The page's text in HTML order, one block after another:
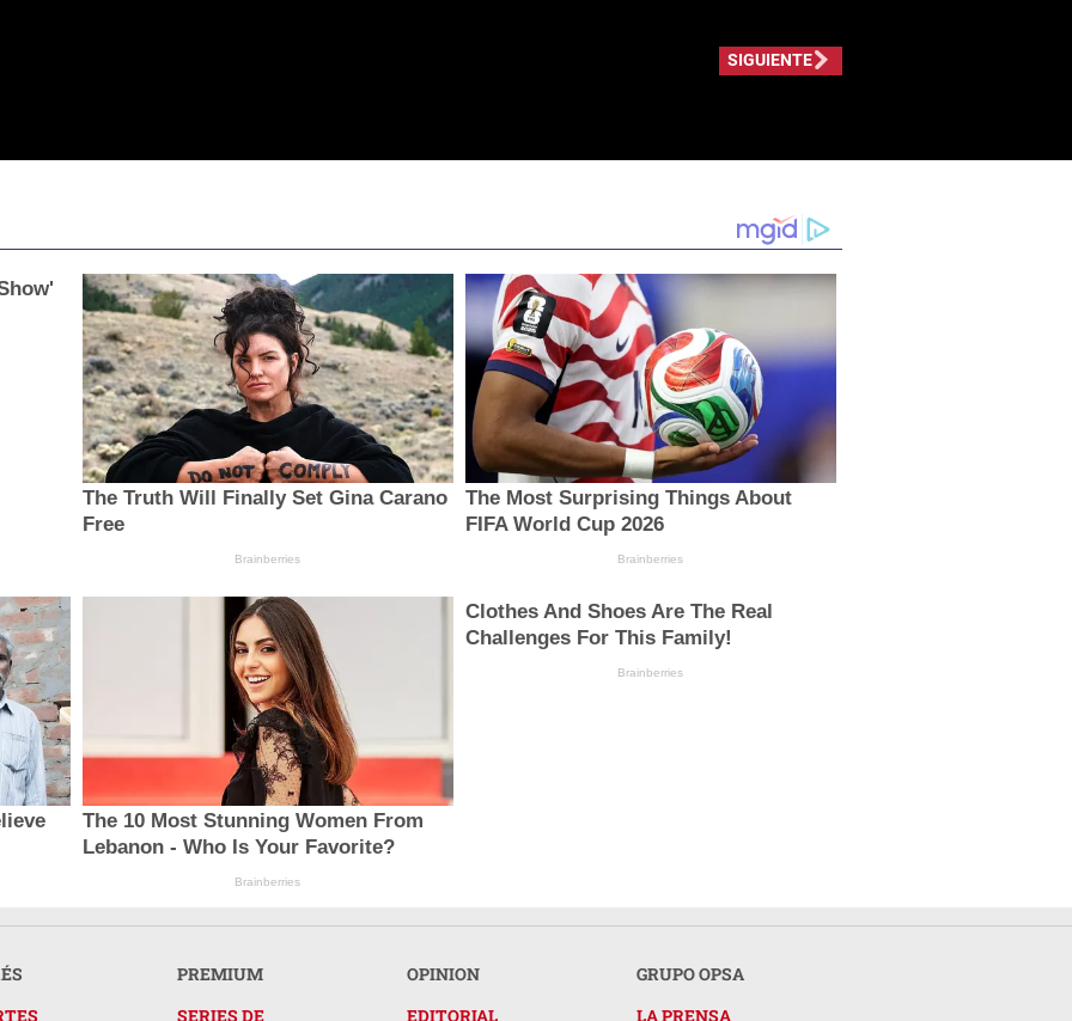
SIGUIENTE
The Truth Will Finally Set Gina Carano
Free
Brainberries
The Most Surprising Things About
FIFA World Cup 2026
Brainberries
The 10 Most Stunning Women From
Lebanon - Who Is Your Favorite?
Brainberries
Clothes And Shoes Are The Real
Challenges For This Family!
Brainberries
PREMIUM
SERIES DE
OPINION
EDITORIAL
GRUPO OPSA
LA PRENSA